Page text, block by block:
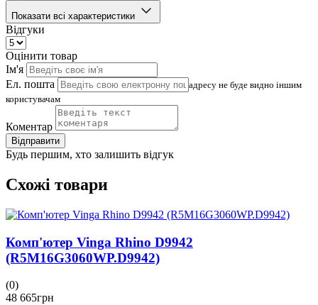
Показати всі характеристики
Відгуки
Оцінити товар
Ім'я
Ел. пошта
адресу не буде видно іншим
користувачам
Коментар
Відправити
Будь першим, хто залишить відгук
Схожі товари
Комп'ютер Vinga Rhino D9942
(R5M16G3060WP.D9942)
(0)
48 665грн